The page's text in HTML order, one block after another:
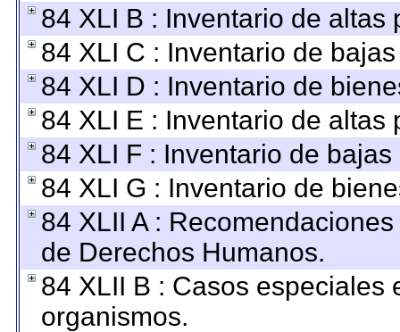
84 XLI B : Inventario de
84 XLI C : Inventario de
84 XLI D : Inventario de
84 XLI E : Inventario de
84 XLI F : Inventario de
84 XLI G : Inventario de
84 XLII A :
de Derechos Humanos.
84 XLII B : Casos especiales
organismos.